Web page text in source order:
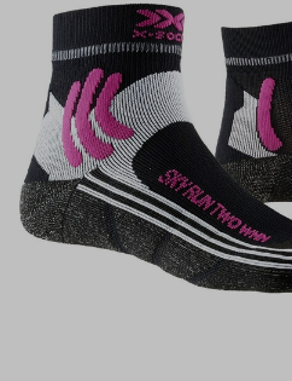
Women
Schoenmode
Kerkhof